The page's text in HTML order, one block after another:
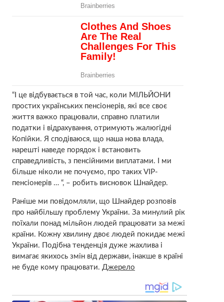
“І це відбувається в той час, коли МІЛЬЙОНИ
простих українських пенсіонерів, які все своє
життя важко працювали, справно платили
податки і відрахування, отримують жалюгідні
Копійки. Я сподіваюся, що наша нова влада,
нарешті наведе порядок і встановить
справедливість, з пенсійними виплатами. І ми
більше ніколи не почуємо, про таких VIP-
пенсіонерів … “, – робить висновок Шнайдер.
Раніше ми повідомляли, що Шнайдер розповів
про найбільшу проблему України. За минулий рік
поїхали понад мільйон людей працювати за межі
країни. Кожну хвилину двоє людей покидає межі
України. Подібна тенденція дуже жахлива і
вимагає якихось змін від держави, інакше в країні
не буде кому працювати. Джерело